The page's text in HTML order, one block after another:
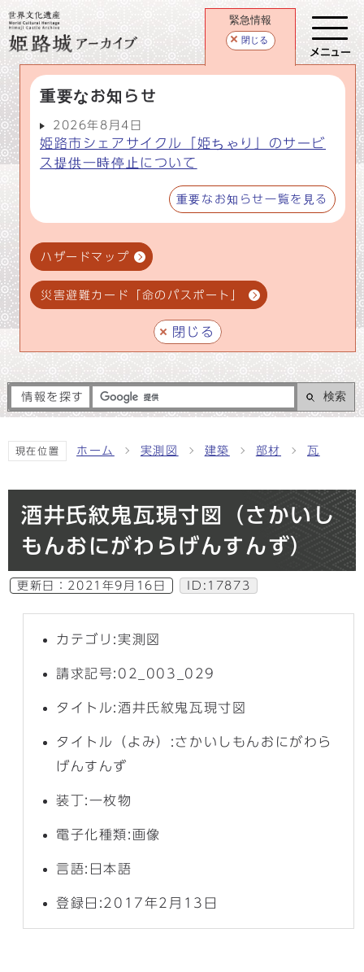
緊急情報
閉じる
重要なお知らせ
2026年8月4日
姫路市シェアサイクル「姫ちゃり」のサービ
ス提供一時停止について
重要なお知らせ一覧を見る
ハザードマップ
災害避難カード「命のパスポート」
閉じる
メニュー
情報を探す 検索
現在位置 ホーム 実測図 建築 部材 瓦
酒井氏紋鬼瓦現寸図（さかいし
もんおにがわらげんすんず）
更新日： 2021年9月16日 ID:17873
カテゴリ:実測図
請求記号:02_003_029
タイトル:酒井氏紋鬼瓦現寸図
タイトル（よみ）:さかいしもんおにがわら
げんすんず
装丁:一枚物
電子化種類:画像
言語:日本語
登録日:2017年2月13日